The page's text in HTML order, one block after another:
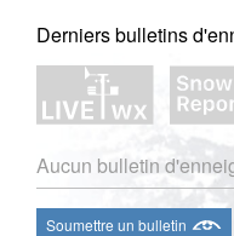
Derniers bulletins
Aucun bulletin
Soumettre un bulletin